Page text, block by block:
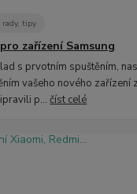
rady, tipy
zařízení Samsung
s prvotním spuštěním,
vašeho nového zařízení
p...číst celé